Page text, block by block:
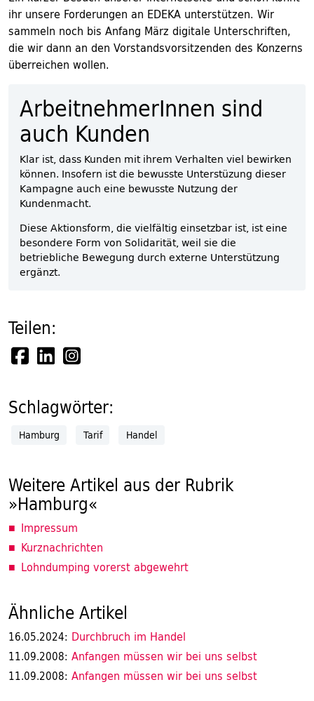
ihr unsere Forderungen an EDEKA unterstützen. Wir
sammeln noch bis Anfang März digitale Unterschriften,
die wir dann an den Vorstandsvorsitzenden des Konzerns
überreichen wollen.
ArbeitnehmerInnen sind
auch Kunden
Klar ist, dass Kunden mit ihrem Verhalten viel bewirken
können. Insofern ist die bewusste Unterstüzung dieser
Kampagne auch eine bewusste Nutzung der
Kundenmacht.
Diese Aktionsform, die vielfältig einsetzbar ist, ist eine
besondere Form von Solidarität, weil sie die
betriebliche Bewegung durch externe Unterstützung
ergänzt.
Teilen:
Schlagwörter:
Hamburg Tarif Handel
Weitere Artikel aus der Rubrik
»Hamburg«
Impressum
Kurznachrichten
Lohndumping vorerst abgewehrt
Ähnliche Artikel
16.05.2024: Durchbruch im Handel
11.09.2008: Anfangen müssen wir bei uns selbst
11.09.2008: Anfangen müssen wir bei uns selbst